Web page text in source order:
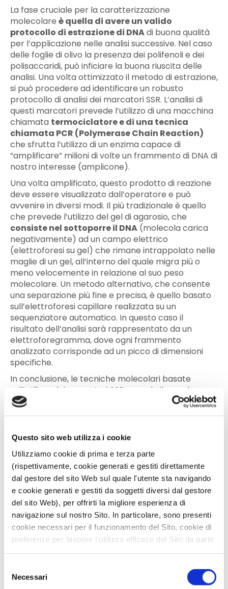
Questo sito web utilizza i cookie
Utilizziamo cookie di prima e terza parte
(rispettivamente, cookie generati e gestiti direttamente
dal gestore del sito Web sul quale l'utente sta navigando
e cookie generati e gestiti da soggetti diversi dal gestore
del sito Web), per offrirti la migliore esperienza di
navigazione sul nostro Sito. In particolare, sono presenti
cookie necessari per il funzionamento del Sito, cookie di
preferenze per favorire l'utilizzo efficace del Sito da parte
categorie di cookie accettare.
delNecessari
La fase cruciale per la caratterizzazione
molecolare è quella di avere un valido
protocollo di estrazione di DNAdi buona qualità
per l’applicazione nelle analisi successive. Nel caso
delle foglie di olivo la presenza dei polifenoli e dei
polisaccaridi, può inficiare la buona riuscita delle
analisi. Una volta ottimizzato il metodo di estrazione,
si può procedere ad identificare un robusto
protocollo di analisi dei marcatori SSR. L’analisi di
questi marcatori prevede l’utilizzo di una macchina
chiamata termociclatore e di una tecnica
chiamata PCR (Polymerase Chain Reaction)
che sfrutta l’utilizzo di un enzima capace di
“amplificare” milioni di volte un frammento di DNA di
nostro interesse (amplicone).
Una volta amplificato, questo prodotto di reazione
deve essere visualizzato dall’operatore e può
avvenire in diversi modi. Il più tradizionale è quello
che prevede l’utilizzo del gel di agarosio, che
consiste nel sottoporre il DNA (molecola carica
negativamente) ad un campo elettrico
(elettroforesi su gel) che rimane intrappolato nelle
maglie di un gel, all’interno del quale migra più o
meno velocemente in relazione al suo peso
molecolare. Un metodo alternativo, che consente
una separazione più fine e precisa, è quello basato
sull’elettroforesi capillare realizzata su un
sequenziatore automatico. In questo caso il
risultato dell’analisi sarà rappresentato da un
elettroforegramma, dove ogni frammento
analizzato corrisponde ad un picco di dimensioni
specifiche.
In conclusione, le tecniche molecolari basate
sull’utilizzo dei marcatori SSR, avendo il grande
vantaggio di essere altamente riproducibili, in larga
nella caratterizzazione delle varietà di olivo. Questo
maggiormente il prodotto “Made in Italy” e
fornirà una garanzia ulteriore sia per il
produttore che per il consumatore
Tale tecnica è stata utilizzata per la
caratterizzazione di cultivar minori di olivo
realizzata nell’ambito del progetto S.O.S. Uno degli
obiettivi progettuali è stato, infatti, quello di
indagare il potenziale di varietà minori e
scarsamente impiegate nelcontesto olivicolo-
dell’olio vergine estratto, e contestualmente,
studiare le caratteristiche genetiche, biologiche e